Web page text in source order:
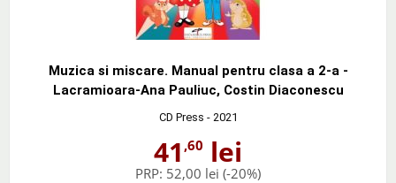
Muzica si miscare. Manual pentru clasa a 2-a -
Lacramioara-Ana Pauliuc, Costin Diaconescu
CD Press - 2021
41 ,60 lei
PRP: 52,00 lei (-20%)